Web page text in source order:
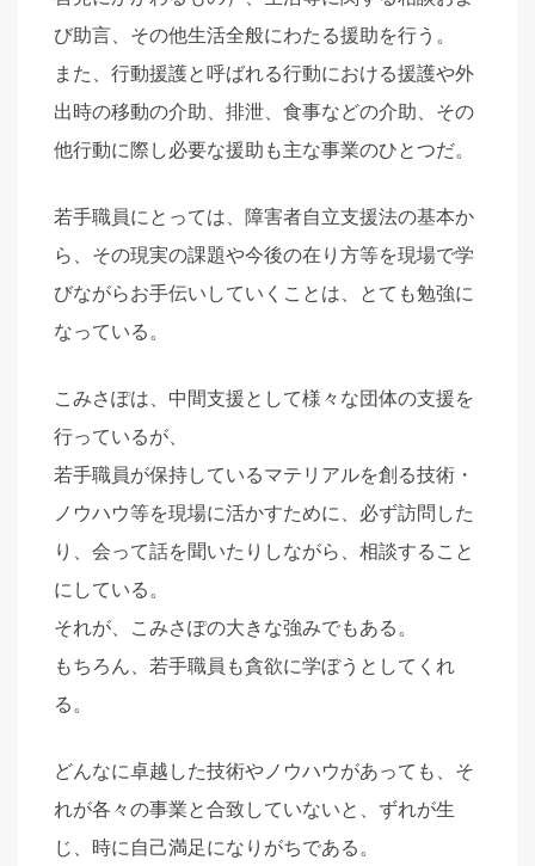
び助言、その他生活全般にわたる援助を行う。
また、行動援護と呼ばれる行動における援護や外
出時の移動の介助、排泄、食事などの介助、その
他行動に際し必要な援助も主な事業のひとつだ。
若手職員にとっては、障害者自立支援法の基本か
ら、その現実の課題や今後の在り方等を現場で学
びながらお手伝いしていくことは、とても勉強に
なっている。
こみさぽは、中間支援として様々な団体の支援を
行っているが、
若手職員が保持しているマテリアルを創る技術・
ノウハウ等を現場に活かすために、必ず訪問した
り、会って話を聞いたりしながら、相談すること
にしている。
それが、こみさぽの大きな強みでもある。
もちろん、若手職員も貪欲に学ぼうとしてくれ
る。
どんなに卓越した技術やノウハウがあっても、そ
れが各々の事業と合致していないと、ずれが生
じ、時に自己満足になりがちである。